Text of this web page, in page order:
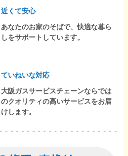
近くて安心
あなたのお家のそばで、快適な暮ら
しをサポートしています。
ていねいな対応
大阪ガスサービスチェーンならでは
のクオリティの高いサービスをお届
けします。